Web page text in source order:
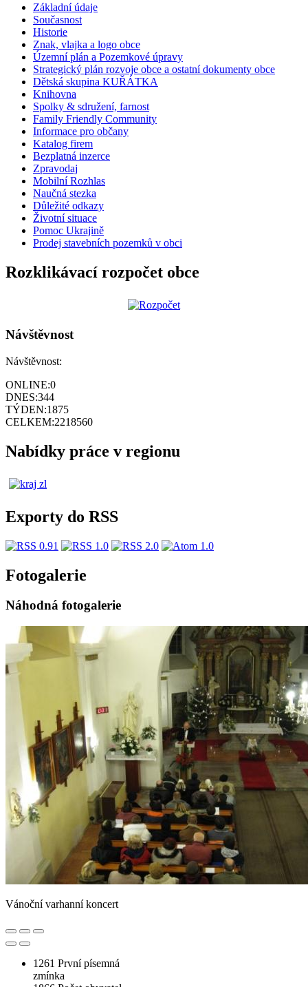
Základní údaje
Současnost
Historie
Znak, vlajka a logo obce
Územní plán a Pozemkové úpravy
Strategický plán rozvoje obce a ostatní dokumenty obce
Dětská skupina KUŘÁTKA
Knihovna
Spolky & sdružení, farnost
Family Friendly Community
Informace pro občany
Katalog firem
Bezplatná inzerce
Zpravodaj
Mobilní Rozhlas
Naučná stezka
Důležité odkazy
Životní situace
Pomoc Ukrajině
Prodej stavebních pozemků v obci
Rozklikávací rozpočet obce
Návštěvnost
Návštěvnost:
ONLINE:0
DNES:344
TÝDEN:1875
CELKEM:2218560
Nabídky práce v regionu
Exporty do RSS
Fotogalerie
Náhodná fotogalerie
Vánoční varhanní koncert
1261 První písemná
zmínka